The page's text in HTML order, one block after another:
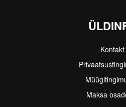
Kontakt
Maksa